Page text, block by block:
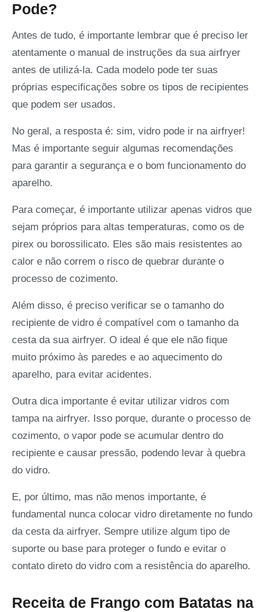
Pode?
Antes de tudo, é importante lembrar que é preciso ler
atentamente o manual de instruções da sua airfryer
antes de utilizá-la. Cada modelo pode ter suas
próprias especificações sobre os tipos de recipientes
que podem ser usados.
No geral, a resposta é: sim, vidro pode ir na airfryer!
Mas é importante seguir algumas recomendações
para garantir a segurança e o bom funcionamento do
aparelho.
Para começar, é importante utilizar apenas vidros que
sejam próprios para altas temperaturas, como os de
pirex ou borossilicato. Eles são mais resistentes ao
calor e não correm o risco de quebrar durante o
processo de cozimento.
Além disso, é preciso verificar se o tamanho do
recipiente de vidro é compatível com o tamanho da
cesta da sua airfryer. O ideal é que ele não fique
muito próximo às paredes e ao aquecimento do
aparelho, para evitar acidentes.
Outra dica importante é evitar utilizar vidros com
tampa na airfryer. Isso porque, durante o processo de
cozimento, o vapor pode se acumular dentro do
recipiente e causar pressão, podendo levar à quebra
do vidro.
E, por último, mas não menos importante, é
fundamental nunca colocar vidro diretamente no fundo
da cesta da airfryer. Sempre utilize algum tipo de
suporte ou base para proteger o fundo e evitar o
contato direto do vidro com a resistência do aparelho.
Receita de Frango com Batatas na